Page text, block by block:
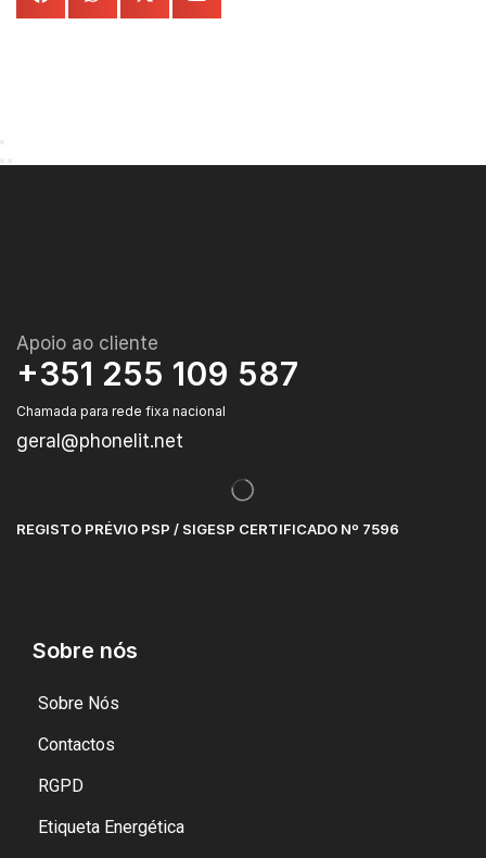
Apoio ao cliente
+351 255 109 587
Chamada para rede fixa nacional
geral@phonelit.net
REGISTO PRÉVIO PSP / SIGESP CERTIFICADO Nº 7596
Sobre nós
Sobre Nós
Contactos
RGPD
Etiqueta Energética